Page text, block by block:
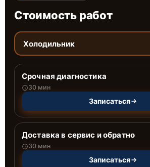
Стоимость работ
Холодильник
Срочная диагностика
30 мин
Записаться
Доставка в сервис и обратно
30 мин
Записаться